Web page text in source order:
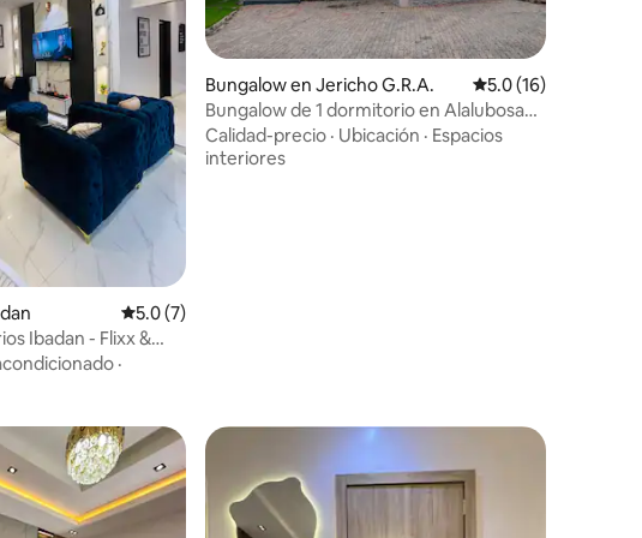
55 reseñas
Calificación promedio: 5.0 de 5, 7 reseñas
5.0 (7)
Ibadan - Flixx &
·
Bungalow en Jericho G.R.A. Calificación
5.0 (16)
Bungalow de 1 dormitorio en Alalubosa
GRA
Calidad-precio · Ubicación · Espacios
interiores